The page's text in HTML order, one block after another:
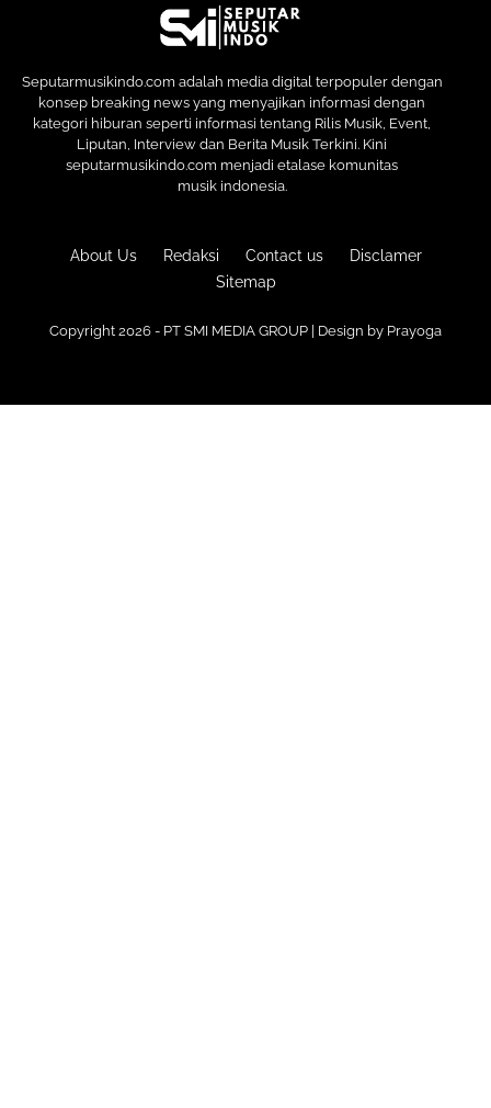
Seputarmusikindo.com adalah media digital terpopuler dengan
konsep breaking news yang menyajikan informasi dengan
kategori hiburan seperti informasi tentang Rilis Musik, Event,
Liputan, Interview dan Berita Musik Terkini. Kini
seputarmusikindo.com menjadi etalase komunitas
musik indonesia.
Copyright 2026 - PT SMI MEDIA GROUP | Design by Prayoga
About Us Redaksi Contact us
Disclamer
Sitemap